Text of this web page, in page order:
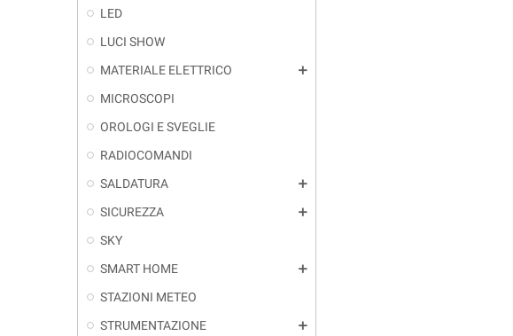
LED
LUCI SHOW
MATERIALE ELETTRICO
add
MICROSCOPI
OROLOGI E SVEGLIE
RADIOCOMANDI
SALDATURA
add
SICUREZZA add
SKY
SMART HOME
add
STAZIONI METEO
STRUMENTAZIONE
add